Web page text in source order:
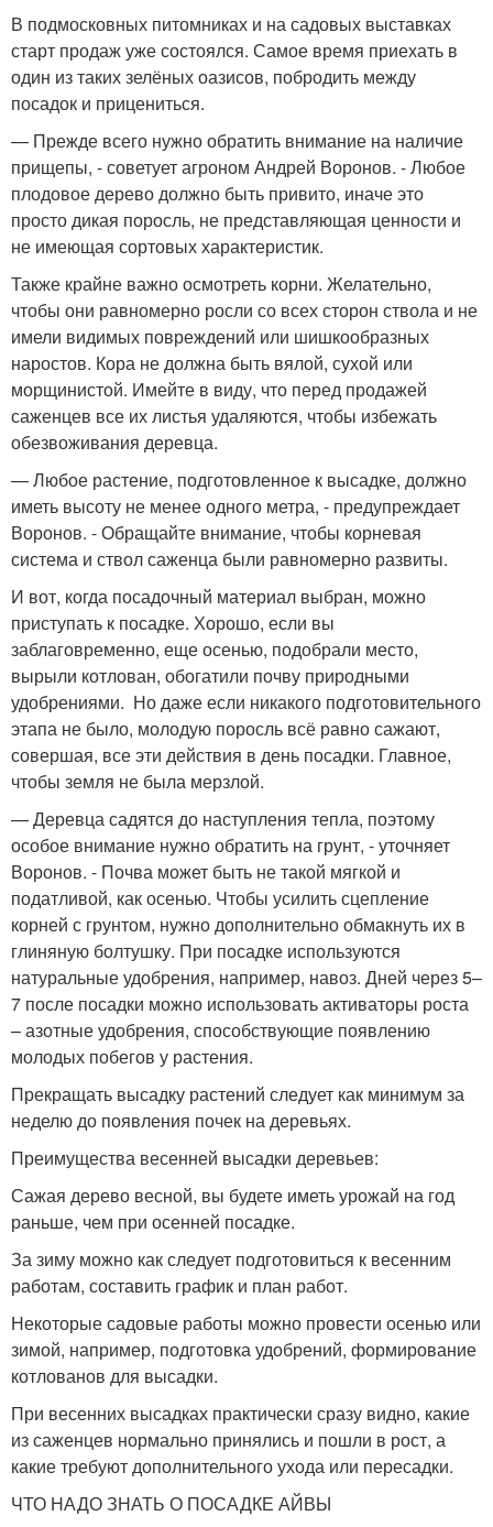
В подмосковных питомниках и на садовых выставках
старт продаж уже состоялся. Самое время приехать в
один из таких зелёных оазисов, побродить между
посадок и прицениться.
— Прежде всего нужно обратить внимание на наличие
прищепы, - советует агроном Андрей Воронов. - Любое
плодовое дерево должно быть привито, иначе это
просто дикая поросль, не представляющая ценности и
не имеющая сортовых характеристик.
Также крайне важно осмотреть корни. Желательно,
чтобы они равномерно росли со всех сторон ствола и не
имели видимых повреждений или шишкообразных
наростов. Кора не должна быть вялой, сухой или
морщинистой. Имейте в виду, что перед продажей
саженцев все их листья удаляются, чтобы избежать
обезвоживания деревца.
— Любое растение, подготовленное к высадке, должно
иметь высоту не менее одного метра, - предупреждает
Воронов. - Обращайте внимание, чтобы корневая
система и ствол саженца были равномерно развиты.
И вот, когда посадочный материал выбран, можно
приступать к посадке. Хорошо, если вы
заблаговременно, еще осенью, подобрали место,
вырыли котлован, обогатили почву природными
удобрениями. Но даже если никакого подготовительного
этапа не было, молодую поросль всё равно сажают,
совершая, все эти действия в день посадки. Главное,
чтобы земля не была мерзлой.
— Деревца садятся до наступления тепла, поэтому
особое внимание нужно обратить на грунт, - уточняет
Воронов. - Почва может быть не такой мягкой и
податливой, как осенью. Чтобы усилить сцепление
корней с грунтом, нужно дополнительно обмакнуть их в
глиняную болтушку. При посадке используются
натуральные удобрения, например, навоз. Дней через 5–
7 после посадки можно использовать активаторы роста
– азотные удобрения, способствующие появлению
молодых побегов у растения.
Прекращать высадку растений следует как минимум за
неделю до появления почек на деревьях.
Преимущества весенней высадки деревьев:
Сажая дерево весной, вы будете иметь урожай на год
раньше, чем при осенней посадке.
За зиму можно как следует подготовиться к весенним
работам, составить график и план работ.
Некоторые садовые работы можно провести осенью или
зимой, например, подготовка удобрений, формирование
котлованов для высадки.
При весенних высадках практически сразу видно, какие
из саженцев нормально принялись и пошли в рост, а
какие требуют дополнительного ухода или пересадки.
ЧТО НАДО ЗНАТЬ О ПОСАДКЕ АЙВЫ